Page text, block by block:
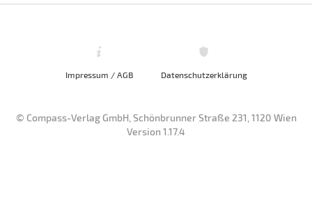
Impressum / AGB Datenschutzerklärung
© Compass-Verlag GmbH, Schönbrunner Straße 231, 1120 Wien
Version 1.17.4